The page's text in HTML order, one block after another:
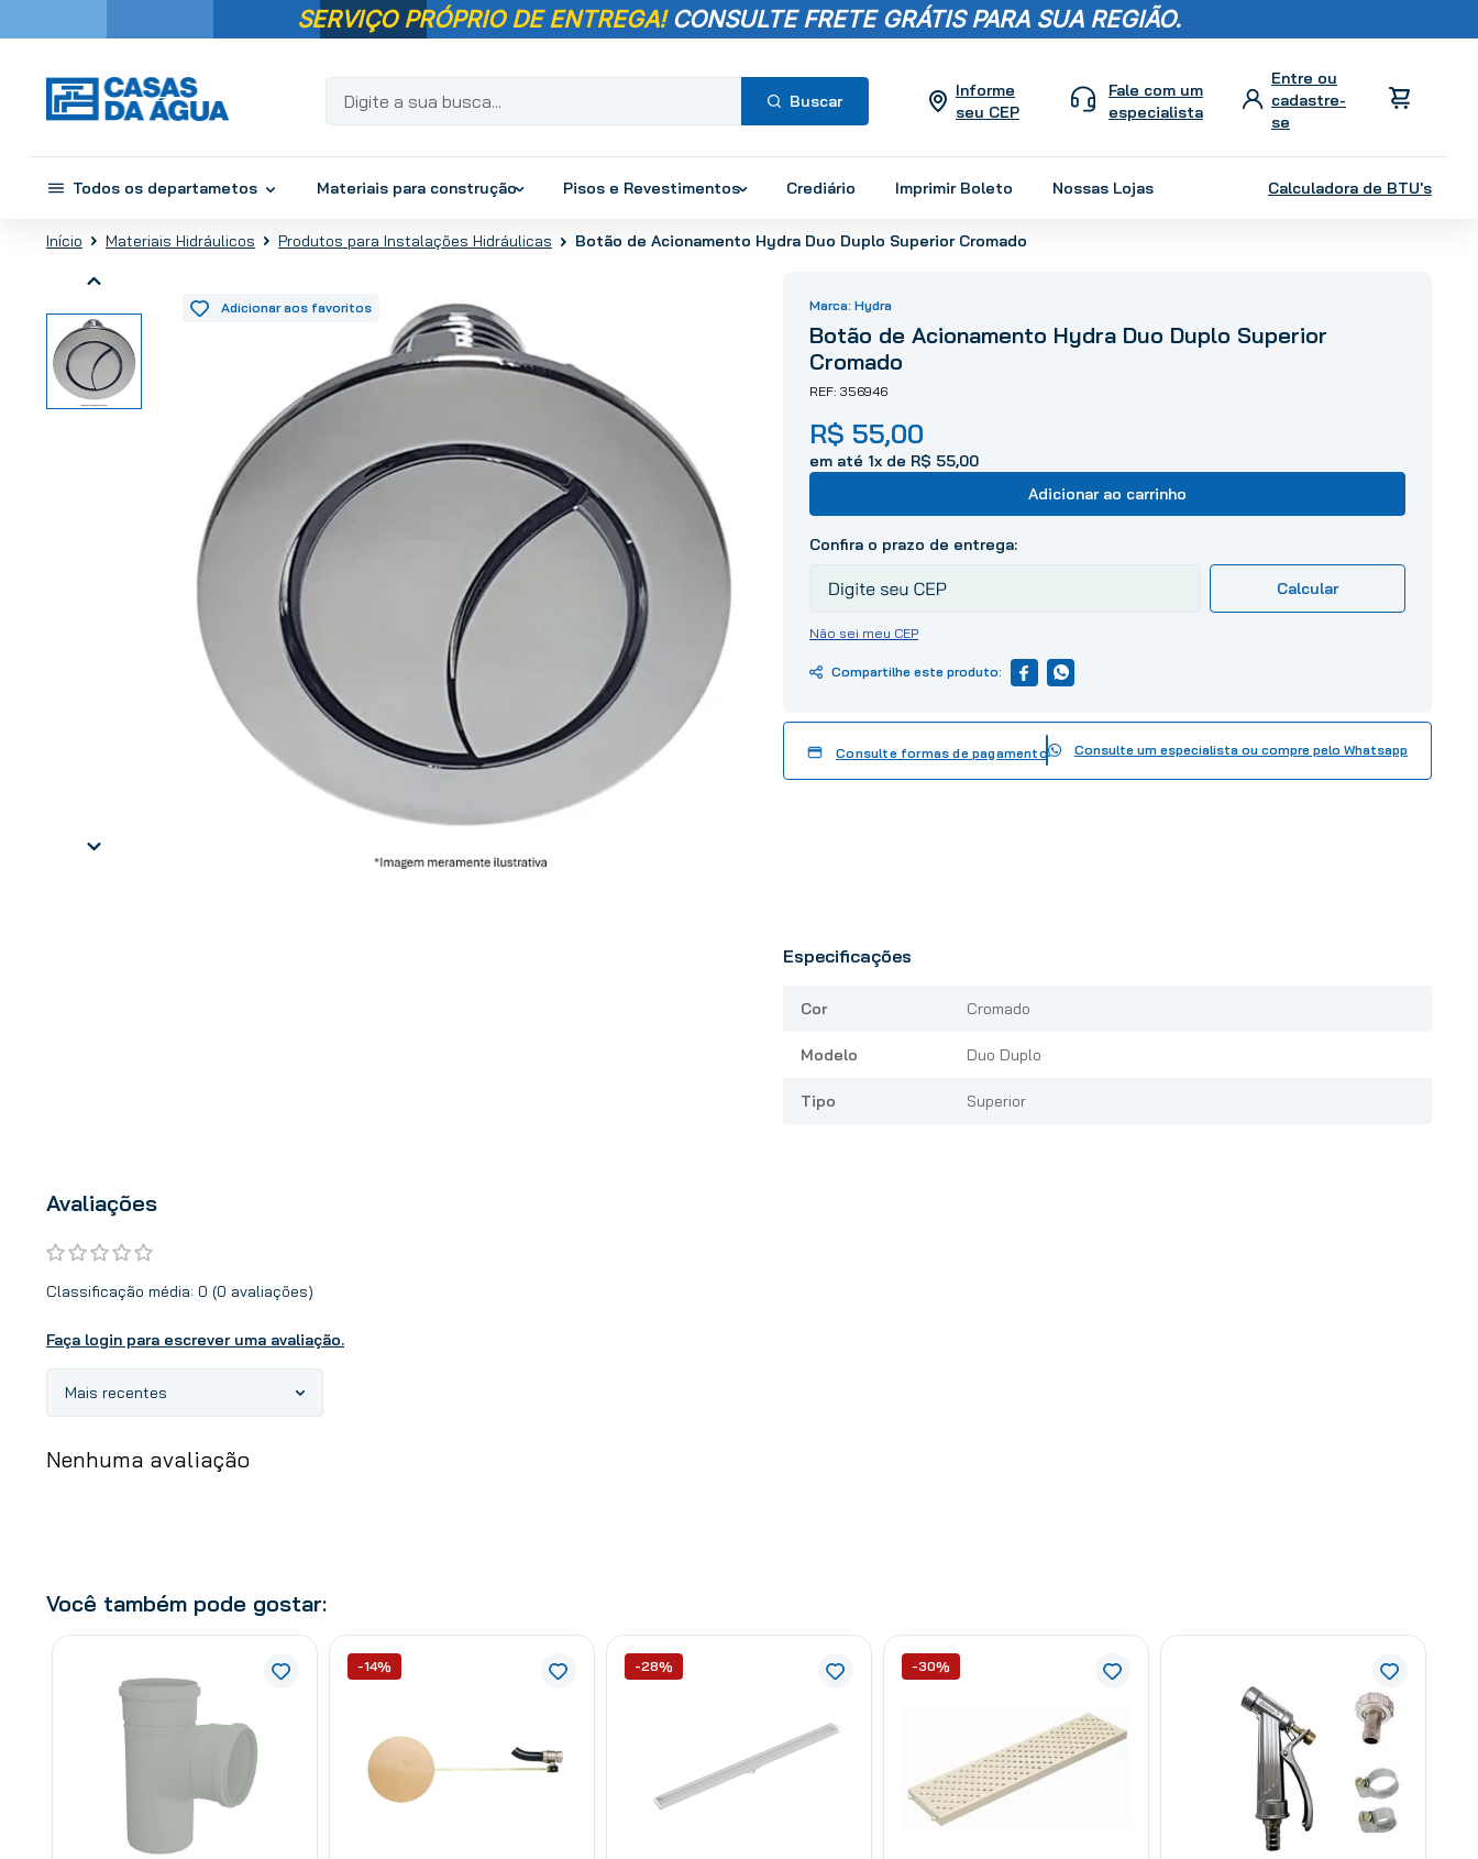
SERVIÇO PRÓPRIO DE ENTREGA! CONSULTE FRETE GRÁTIS PARA SUA REGIÃO.
Digite a sua busca...
Informe
seu CEP
Fale com um
especialista
Todos os departametos Materiais para construção Pisos e Revestimentos Crediário Imprimir Boleto Nossas Lojas Calculadora de BTU's
Materiais Hidráulicos Produtos para Instalações Hidráulicas Botão de Acionamento Hydra Duo Duplo Superior Cromado
Hydra
Botão de Acionamento Hydra Duo Duplo Superior
Cromado
356946
R$ 55,00
em até 1x de R$ 55,00
Adicionar ao carrinho
Não sei meu CEP
Consulte formas de pagamento Consulte um especialista ou compre pelo Whatsapp
Especificações
Cor Cromado
Modelo Duo Duplo
Tipo Superior
Avaliações
Classificação média: 0 (0 avaliações)
Faça login para escrever uma avaliação.
Mais recentes
Nenhuma avaliação
Você também pode gostar:
-14% -28% -30%
Termos mais
2º
porcelanato
revestimento
vaso sanitário
chuveiro